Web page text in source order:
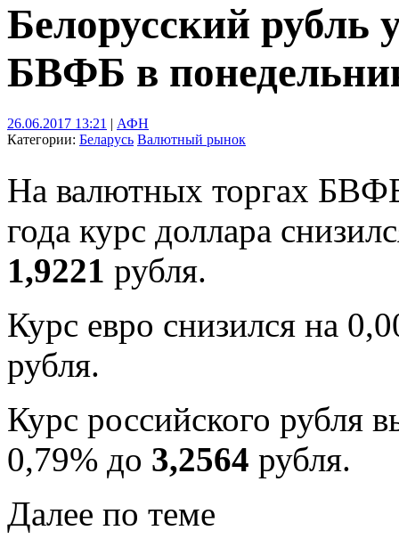
Белорусский рубль
БВФБ в
26.06.2017 13:21 | АФН
Категории: Беларусь Валютный рынок
На валютных торгах
года курс доллара
1,9221 рубля.
Курс евро снизился на
рубля.
Курс российского рубля
0,79% до 3,2564 рубля.
Далее по теме